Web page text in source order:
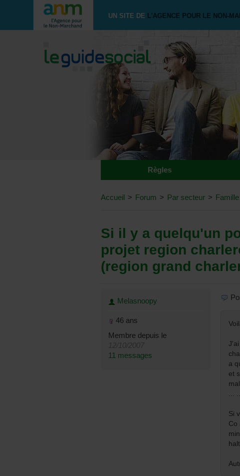
UN SITE DE L'AGENCE POUR LE NON-
Règles
Accueil > Forum > Par secteur > Famille
Si il y a quelqu'un
projet region
(region grand
Melasnoopy
46 ans
Membre depuis le
11 messages
a
et
Si
Co